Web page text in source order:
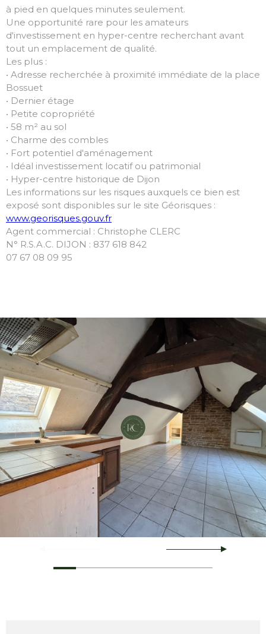
à pied en quelques minutes seulement.
Une opportunité rare pour les amateurs
d'investissement en hyper-centre recherchant avant
tout un emplacement de qualité.
Les plus :
• Adresse recherchée à proximité immédiate de la place
Bossuet
• Dernier étage
• Petite copropriété
• 58 m² au sol
• Charme des combles
• Fort potentiel d'aménagement
• Idéal investissement locatif ou patrimonial
• Hyper-centre historique de Dijon
Les informations sur les risques auxquels ce bien est
exposé sont disponibles sur le site Géorisques :
www.georisques.gouv.fr
Agent commercial : Christophe CLERC
N° R.S.A.C. DIJON : 837 618 842
07 67 08 09 95